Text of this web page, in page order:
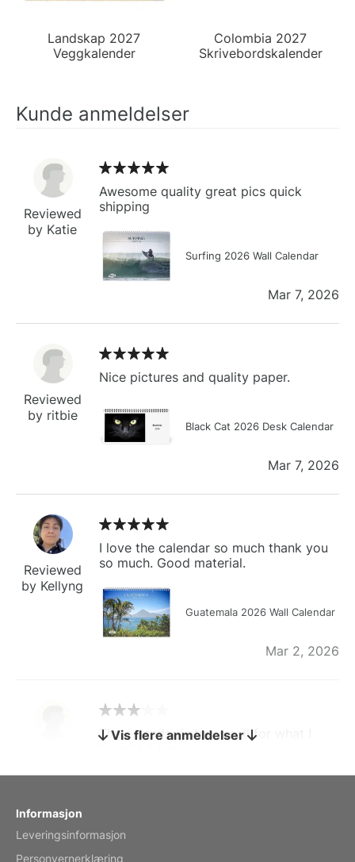
Landskap 2027
Veggkalender
Colombia 2027
Skrivebordskalender
Kunde anmeldelser
Reviewed
by Katie
Awesome quality great pics quick
shipping
Surfing 2026 Wall Calendar
Mar 7, 2026
Reviewed
by ritbie
Nice pictures and quality paper.
Black Cat 2026 Desk Calendar
Mar 7, 2026
Reviewed
by Kellyng
I love the calendar so much thank you
so much. Good material.
Guatemala 2026 Wall Calendar
Mar 2, 2026
by charles
The calendar is too small for what I
Vis flere anmeldelser
Informasjon
Leveringsinformasjon
Personvernerklæring